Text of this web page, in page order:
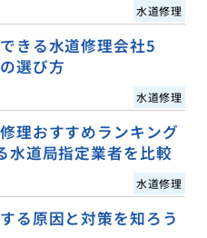
水道修理
きる水道修理会社5
選び方
水道修理
理おすすめランキング
水道局指定業者を比較
水道修理
る原因と対策を知ろう